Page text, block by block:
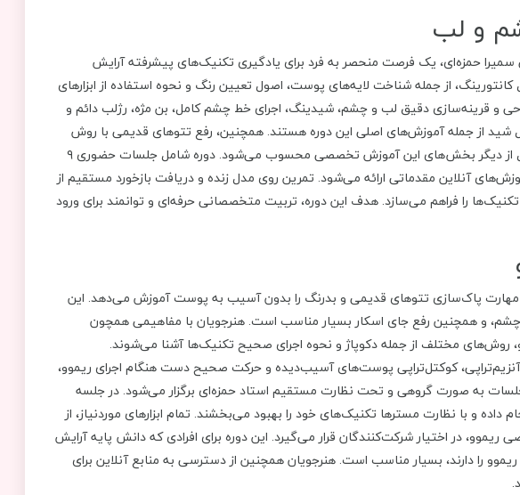
و لب
حمزه‌ای، یک فرصت منحصر به ‌فرد برای یادگیری تکنیک‌های پیشرفته آرایش
کانتورینگ، از جمله شناخت لایه‌های پوست، اصول تعیین رنگ و نحوه استفاده از ابزارهای
و قرینه‌سازی دقیق لب و چشم، شیدینگ، اجرای خط چشم کامل، بن مژه، رژلب دائم و
از جمله آموزش‌های اصلی این دوره هستند. همچنین، رفع تتوهای قدیمی با روش
دکوپاژ و برطرف کردن کبودی لب به روش نچرال از دیگر بخش‌های این آموزش تخصصی محسوب می‌شود. دوره شامل جلسات حضوری ۹
آنلاین مقدماتی ارائه می‌شود. تمرین روی مدل زنده و دریافت بازخورد مستقیم از
را فراهم می‌سازد. هدف این دوره، تربیت متخصصانی حرفه‌ای و توانمند برای ورود
مهارت پاک‌سازی تتوهای قدیمی و بدرنگ را بدون آسیب به پوست آموزش می‌دهد. این
چشم، و همچنین رفع جای اسکار بسیار مناسب است. هنرجویان با مفاهیمی همچون
روش‌های مختلف از جمله دکوپاژ و نحوه اجرای صحیح تکنیک‌ها آشنا می‌شوند.
کوکتل‌تراپی پوست‌های آسیب‌دیده و حرکت صحیح دست هنگام اجرای ریموو،
به ‌صورت گروهی و تحت نظارت مستقیم استاد حمزه‌ای برگزار می‌شود. در جلسه
داده و با نظارت مسترها تکنیک‌های خود را بهبود می‌بخشند. تمام ابزارهای موردنیاز، از
در اختیار شرکت‌کنندگان قرار می‌گیرد. این دوره برای افرادی که دانش پایه آرایش
را دارند، بسیار مناسب است. هنرجویان همچنین از دسترسی به منابع آنلاین برای